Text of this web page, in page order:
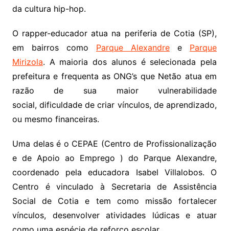
da cultura hip-hop.
O rapper-educador atua na periferia de Cotia (SP),
em bairros como Parque Alexandre e Parque
Mirizola. A maioria dos alunos é selecionada pela
prefeitura e frequenta as ONG’s que Netão atua em
razão de sua maior vulnerabilidade
social, dificuldade de criar vínculos, de aprendizado,
ou mesmo financeiras.
Uma delas é o CEPAE (Centro de Profissionalização
e de Apoio ao Emprego ) do Parque Alexandre,
coordenado pela educadora Isabel Villalobos. O
Centro é vinculado à Secretaria de Assistência
Social de Cotia e tem como missão fortalecer
vínculos, desenvolver atividades lúdicas e atuar